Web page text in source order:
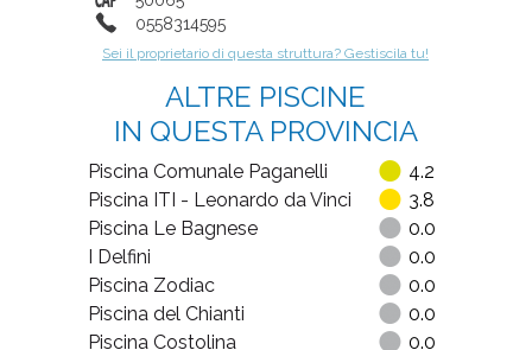
0558314595
Sei il proprietario di questa struttura? Gestiscila tu!
ALTRE PISCINE
IN QUESTA PROVINCIA
Piscina Comunale Paganelli
4.2
Piscina ITI - Leonardo da Vinci
3.8
Piscina Le Bagnese
0.0
I Delfini
0.0
Piscina Zodiac
0.0
Piscina del Chianti
0.0
Piscina Costolina
0.0